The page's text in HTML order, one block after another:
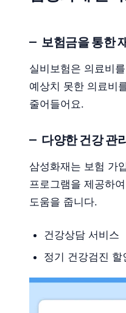
보험금을 통한
실비보험은 의료비
예상치 못한 의료비
줄어들어요.
다양한 건강 관
삼성화재는 보험 가
프로그램을 제공하
도움을 줍니다.
건강상담 서비스
정기 건강검진 할